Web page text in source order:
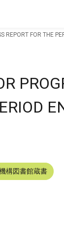
REPORT FOR THE
構図書館蔵書